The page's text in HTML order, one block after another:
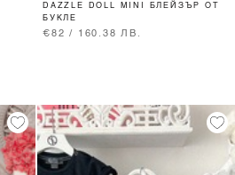
DAZZLE DOLL MINI БЛЕЙЗЪР ОТ
БУКЛЕ
€82 / 160.38 ЛВ.